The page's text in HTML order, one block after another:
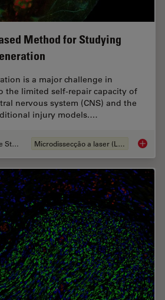
Method for Studying
is a major challenge in
the limited self-repair capacity of
nervous system (CNS) and the
injury models.…
Case Study Microdissecção a laser (LMD) A